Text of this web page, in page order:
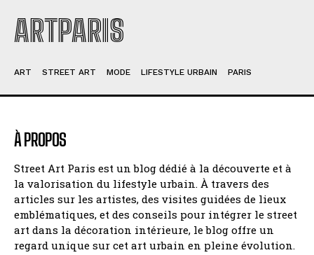
ARTPARIS
ART STREET ART MODE LIFESTYLE URBAIN PARIS
À PROPOS
Street Art Paris est un blog dédié à la découverte et à
la valorisation du lifestyle urbain. À travers des
articles sur les artistes, des visites guidées de lieux
emblématiques, et des conseils pour intégrer le street
art dans la décoration intérieure, le blog offre un
regard unique sur cet art urbain en pleine évolution.